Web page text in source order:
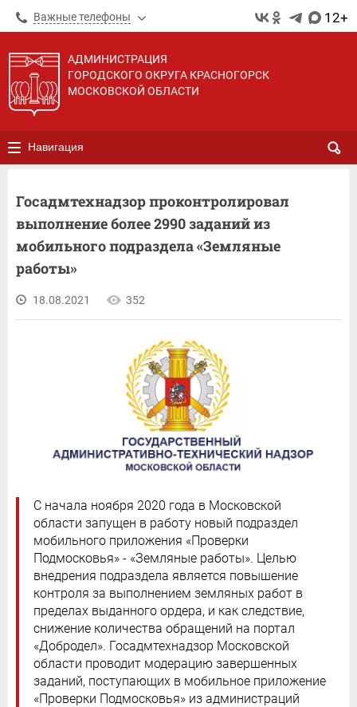
Важные телефоны 12+
АДМИНИСТРАЦИЯ
ГОРОДСКОГО ОКРУГА КРАСНОГОРСК
МОСКОВСКОЙ ОБЛАСТИ
Навигация
Госадмтехнадзор проконтролировал
выполнение более 2990 заданий из
мобильного подраздела «Земляные
работы»
18.08.2021 352
С начала ноября 2020 года в Московской
области запущен в работу новый подраздел
мобильного приложения «Проверки
Подмосковья» - «Земляные работы». Целью
внедрения подраздела является повышение
контроля за выполнением земляных работ в
пределах выданного ордера, и как следствие,
снижение количества обращений на портал
«Добродел». Госадмтехнадзор Московской
области проводит модерацию завершенных
заданий, поступающих в мобильное приложение
«Проверки Подмосковья» из администраций